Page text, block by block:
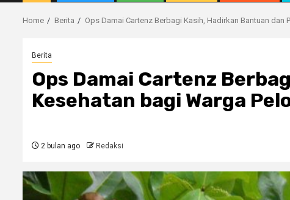
Home Berita Ops Damai Cartenz Berbagi Kasih, Hadirkan Bantuan
Berita
Ops Damai Cartenz
Kesehatan bagi Warga
2 bulan ago Redaksi